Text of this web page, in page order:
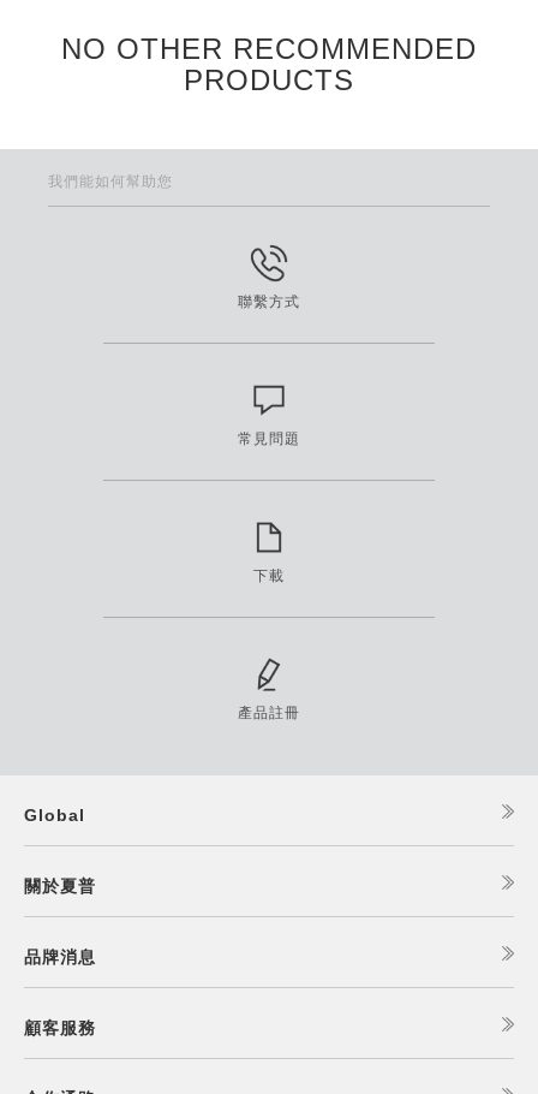
NO OTHER RECOMMENDED
PRODUCTS
我們能如何幫助您
聯繫方式
常見問題
下載
產品註冊
Global
關於夏普
品牌消息
顧客服務